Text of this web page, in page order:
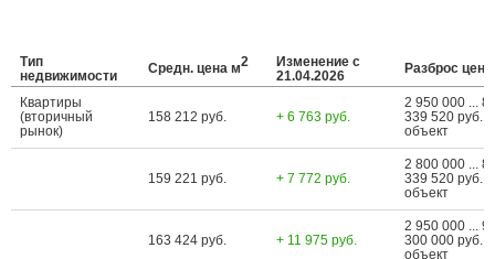
Тип
недвижимости
Средн. цена м2
Изменение с
21.04.2026
Разброс цен
Квартиры
(вторичный
рынок)
158 212 руб. + 6 763 руб.
2 950 000 ... 8
339 520 руб.
объект
159 221 руб. + 7 772 руб.
2 800 000 ... 8
339 520 руб.
объект
163 424 руб. + 11 975 руб.
2 950 000 ... 9
300 000 руб.
объект